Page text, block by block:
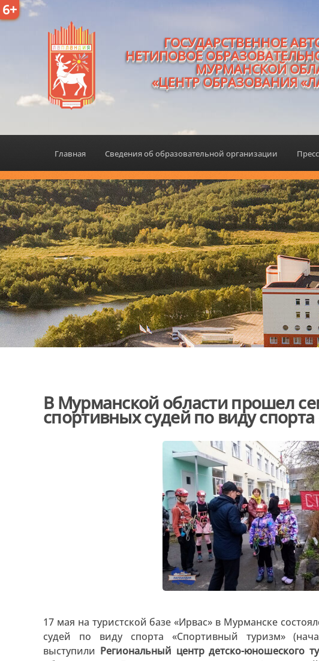
6+
ГОСУДАРСТВЕННОЕ
НЕТИПОВОЕ
МУРМАНСКОЙ
«ЦЕНТР ОБРАЗОВАНИЯ
Главная Сведения об образовательной организации
В Мурманской области прошел
спортивных судей по виду
17 мая на туристской базе «Ирвас» в Мурманске
судей по виду спорта «Спортивный туризм»
выступили Региональный центр детско-юношеского